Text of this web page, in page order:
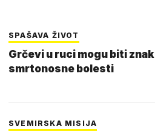
SPAŠAVA ŽIVOT
Grčevi u ruci mogu biti znak
smrtonosne bolesti
SVEMIRSKA MISIJA